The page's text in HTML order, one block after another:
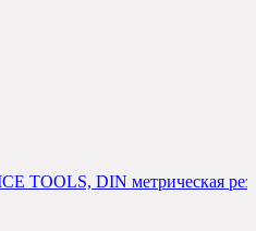
TOOLS, DIN метрическая